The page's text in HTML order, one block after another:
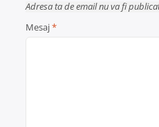
Adresa ta de email nu va fi
Mesaj*